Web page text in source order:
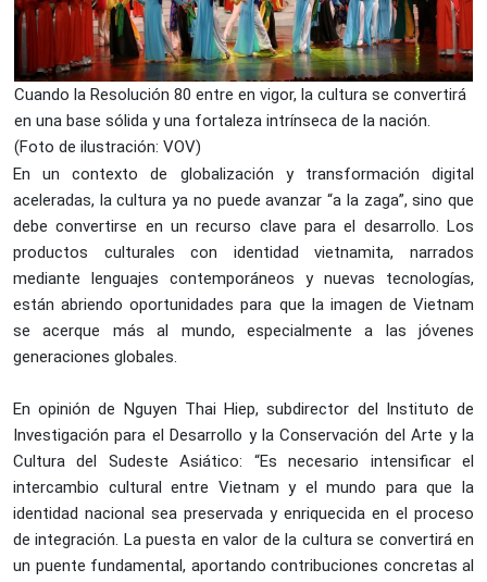
Cuando la Resolución 80 entre en vigor, la cultura se convertirá
en una base sólida y una fortaleza intrínseca de la nación.
(Foto de ilustración: VOV)
En un contexto de globalización y transformación digital
aceleradas, la cultura ya no puede avanzar “a la zaga”, sino que
debe convertirse en un recurso clave para el desarrollo. Los
productos culturales con identidad vietnamita, narrados
mediante lenguajes contemporáneos y nuevas tecnologías,
están abriendo oportunidades para que la imagen de Vietnam
se acerque más al mundo, especialmente a las jóvenes
generaciones globales.
En opinión de Nguyen Thai Hiep, subdirector del Instituto de
Investigación para el Desarrollo y la Conservación del Arte y la
Cultura del Sudeste Asiático: “Es necesario intensificar el
intercambio cultural entre Vietnam y el mundo para que la
identidad nacional sea preservada y enriquecida en el proceso
de integración. La puesta en valor de la cultura se convertirá en
un puente fundamental, aportando contribuciones concretas al